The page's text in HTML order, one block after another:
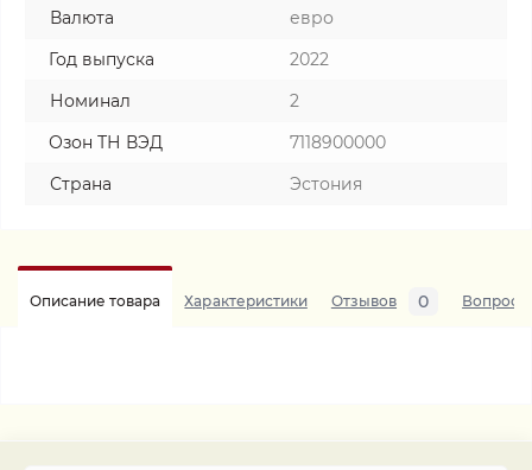
Валюта
евро
Год выпуска
2022
Номинал
2
Озон ТН ВЭД
7118900000
Страна
Эстония
Описание товара Характеристики Отзывов 0 Вопросы